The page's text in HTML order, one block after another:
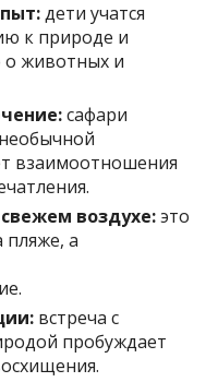
дети учатся
к природе и
о животных и
сафари
взаимоотношения
воздухе:это
пляже, а
встреча с
пробуждает